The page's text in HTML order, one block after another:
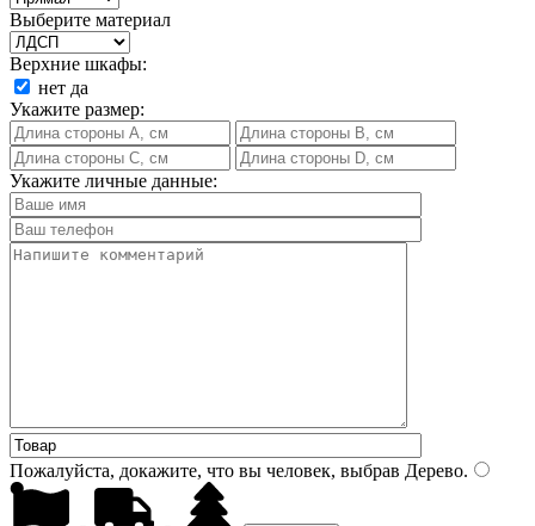
Выберите материал
Верхние шкафы:
нет да
Укажите размер:
Укажите личные данные:
Пожалуйста, докажите, что вы человек, выбрав Дерево.